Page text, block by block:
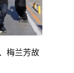
梅兰芳故